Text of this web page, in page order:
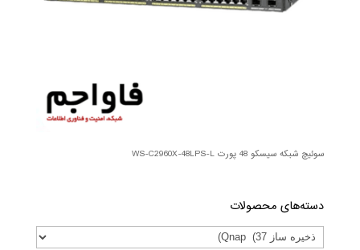
سوئیچ شبکه سیسکو 48 پورت WS-C2960X-48LPS-L
دسته‌های محصولات